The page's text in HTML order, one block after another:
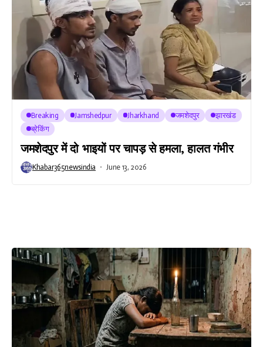
Breaking Jamshedpur Jharkhand जमशेदपुर
झारखंड
ब्रेकिंग
जमशेदपुर में दो भाइयों पर चापड़ से हमला, हालत गंभीर
Khabar365newsindia June 13, 2026